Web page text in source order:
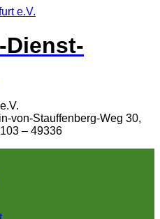
Dienst-
von-Stauffenberg-Weg 30,
– 49336